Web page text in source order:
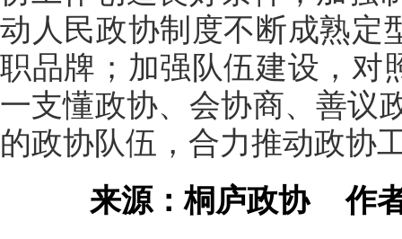
动人民政协制度不断成熟定
职品牌；加强队伍建设，对
一支懂政协、会协商、善议
的政协队伍，合力推动政协
来源：桐庐政协作